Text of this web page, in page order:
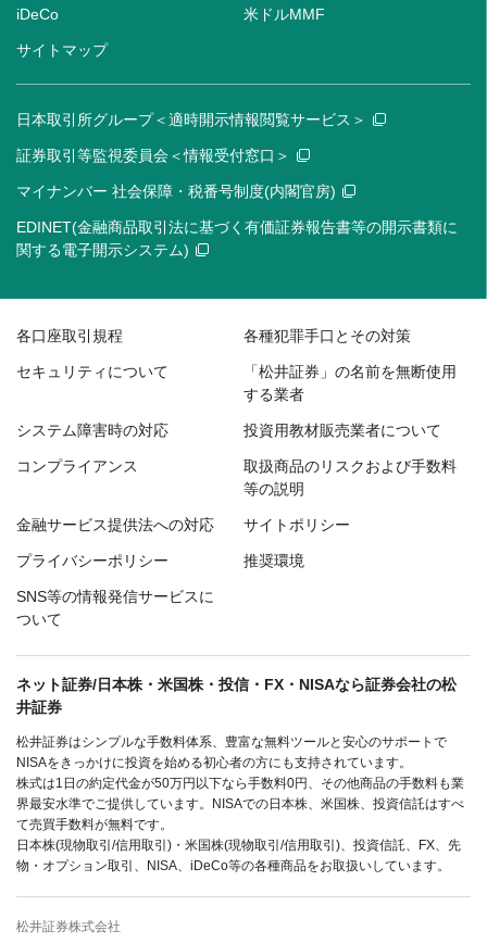
iDeCo 米ドルMMF
サイトマップ
日本取引所グループ＜適時開示情報閲覧サービス＞
証券取引等監視委員会＜情報受付窓口＞
マイナンバー 社会保障・税番号制度(内閣官房)
EDINET(金融商品取引法に基づく有価証券報告書等の開示書類に
関する電子開示システム)
各口座取引規程 各種犯罪手口とその対策
セキュリティについて
「松井証券」の名前を無断使用
する業者
システム障害時の対応 投資用教材販売業者について
コンプライアンス
取扱商品のリスクおよび手数料
等の説明
金融サービス提供法への対応 サイトポリシー
プライバシーポリシー 推奨環境
SNS等の情報発信サービスに
ついて
ネット証券/日本株・米国株・投信・FX・NISAなら証券会社の松
井証券
松井証券はシンプルな手数料体系、豊富な無料ツールと安心のサポートで
NISAをきっかけに投資を始める初心者の方にも支持されています。
株式は1日の約定代金が50万円以下なら手数料0円、その他商品の手数料も業
界最安水準でご提供しています。NISAでの日本株、米国株、投資信託はすべ
て売買手数料が無料です。
日本株(現物取引/信用取引)・米国株(現物取引/信用取引)、投資信託、FX、先
物・オプション取引、NISA、iDeCo等の各種商品をお取扱いしています。
松井証券株式会社